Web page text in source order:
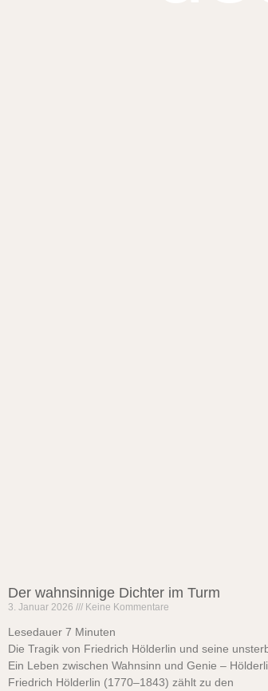
Der wahnsinnige Dichter im Turm
3. Januar 2026 Keine Kommentare
Lesedauer 7 Minuten
Die Tragik von Friedrich Hölderlin und seine
Ein Leben zwischen Wahnsinn und Genie –
Friedrich Hölderlin (1770–1843) zählt zu den